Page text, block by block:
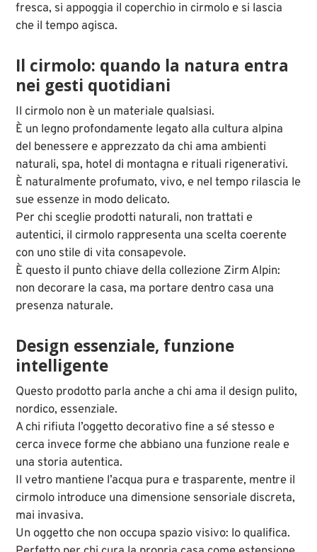
fresca, si appoggia il coperchio in cirmolo e si lascia
che il tempo agisca.
Il cirmolo: quando la natura entra
nei gesti quotidiani
Il cirmolo non è un materiale qualsiasi.
È un legno profondamente legato alla cultura alpina
del benessere e apprezzato da chi ama ambienti
naturali, spa, hotel di montagna e rituali rigenerativi.
È naturalmente profumato, vivo, e nel tempo rilascia le
sue essenze in modo delicato.
Per chi sceglie prodotti naturali, non trattati e
autentici, il cirmolo rappresenta una scelta coerente
con uno stile di vita consapevole.
È questo il punto chiave della collezione Zirm Alpin:
non decorare la casa, ma portare dentro casa una
presenza naturale.
Design essenziale, funzione
intelligente
Questo prodotto parla anche a chi ama il design pulito,
nordico, essenziale.
A chi rifiuta l’oggetto decorativo fine a sé stesso e
cerca invece forme che abbiano una funzione reale e
una storia autentica.
Il vetro mantiene l’acqua pura e trasparente, mentre il
cirmolo introduce una dimensione sensoriale discreta,
mai invasiva.
Un oggetto che non occupa spazio visivo: lo qualifica.